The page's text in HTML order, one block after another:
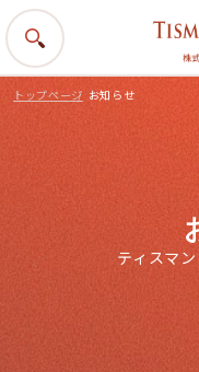
トップページ お知らせ
ティスマ